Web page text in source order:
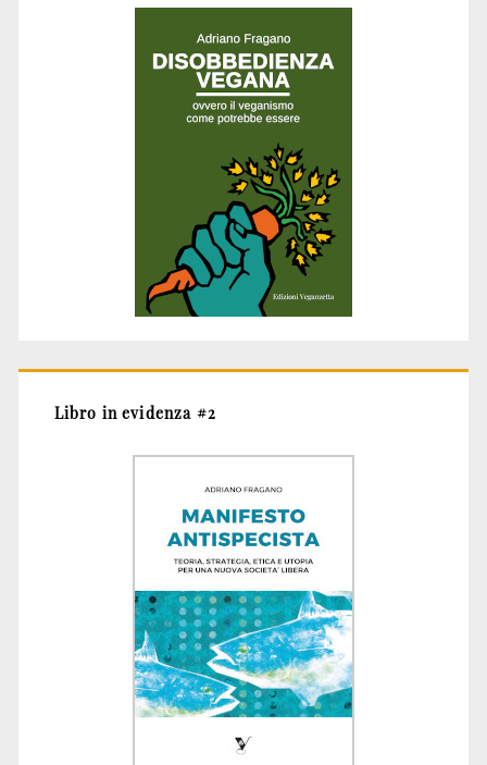
Libro in evidenza #2